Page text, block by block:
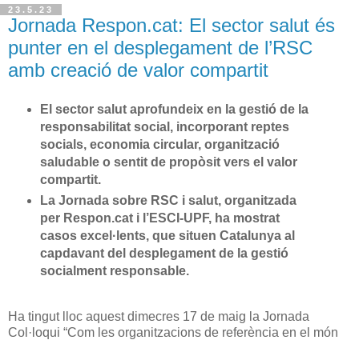
23.5.23
Jornada Respon.cat: El sector salut és
punter en el desplegament de l’RSC
amb creació de valor compartit
El sector salut aprofundeix en la gestió de la
responsabilitat social, incorporant reptes
socials, economia circular, organització
saludable o sentit de propòsit vers el valor
compartit.
La Jornada sobre RSC i salut, organitzada
per Respon.cat i l’ESCI-UPF, ha mostrat
casos excel·lents, que situen Catalunya al
capdavant del desplegament de la gestió
socialment responsable.
Ha tingut lloc aquest dimecres 17 de maig la Jornada
Col·loqui “Com les organitzacions de referència en el món